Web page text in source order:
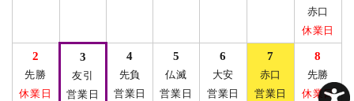
赤口
休業日
2
先勝
休業日
3
友引
営業日
4
先負
営業日
5
仏滅
営業日
6
大安
営業日
7
赤口
営業日
8
先勝
休業日